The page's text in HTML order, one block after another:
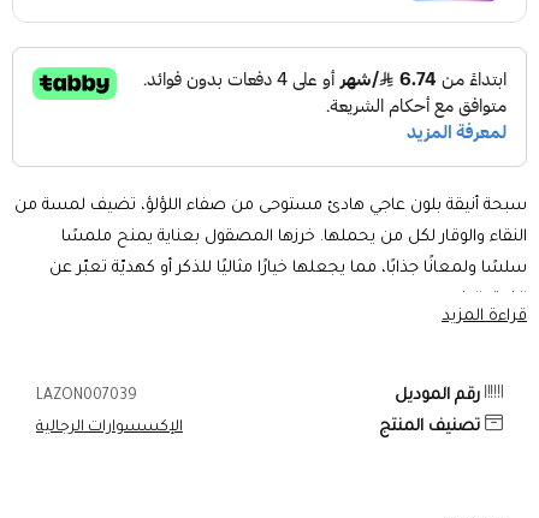
سبحة أنيقة بلون عاجي هادئ مستوحى من صفاء اللؤلؤ، تضيف لمسة من
النقاء والوقار لكل من يحملها. خرزها المصقول بعناية يمنح ملمسًا
سلسًا ولمعانًا جذابًا، مما يجعلها خيارًا مثاليًا للذكر أو كهديّة تعبّر عن
حجم الخرزة: 10 مم
الخامة: حجر بكلايت مصقول بجودة عالية
قراءة المزيد
رقم الموديل LAZON007039
تصنيف المنتج الإكسسوارات الرجالية